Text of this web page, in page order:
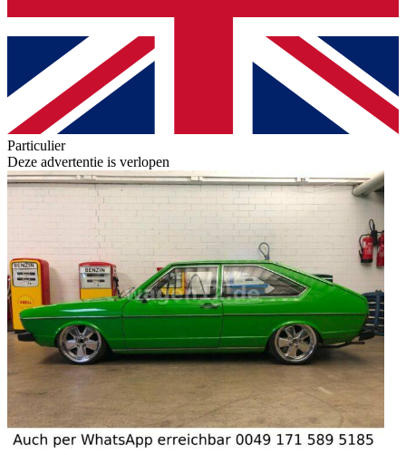
Particulier
Deze advertentie is verlopen